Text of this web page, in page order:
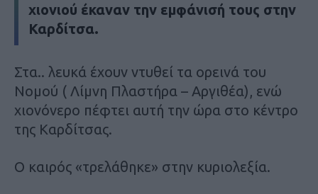
χιονιού έκαναν την εμφάνισή τους στην
Καρδίτσα.
Στα.. λευκά έχουν ντυθεί τα ορεινά του
Νομού ( Λίμνη Πλαστήρα – Αργιθέα), ενώ
χιονόνερο πέφτει αυτή την ώρα στο κέντρο
της Καρδίτσας.
Ο καιρός «τρελάθηκε» στην κυριολεξία.